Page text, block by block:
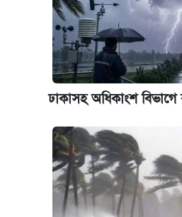
এক ক্লিকে জেনে নিন
দাম ও ফিচার
আজকের বাজারে স্বর্ণের
নবম জাতীয় পে-স্কেল নিয়ে
কবে হবে মেডিকেল ভর্তি
পাঁচ দপ্তরে নতুন সচিব
ঢাকাসহ অধিকাংশ বিভাগে